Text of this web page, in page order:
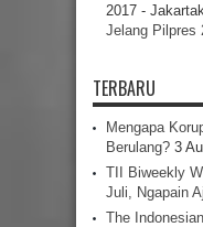
2017 -
Jelang Pilpres
TERBARU
Mengapa
Berulang? 3
TII Biweekly
Juli, Ngapain
The